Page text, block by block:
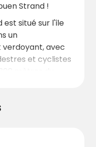
Strand !
est situé sur l'île
un
avec
et cyclistes
mètres du
plages
de
plus grande